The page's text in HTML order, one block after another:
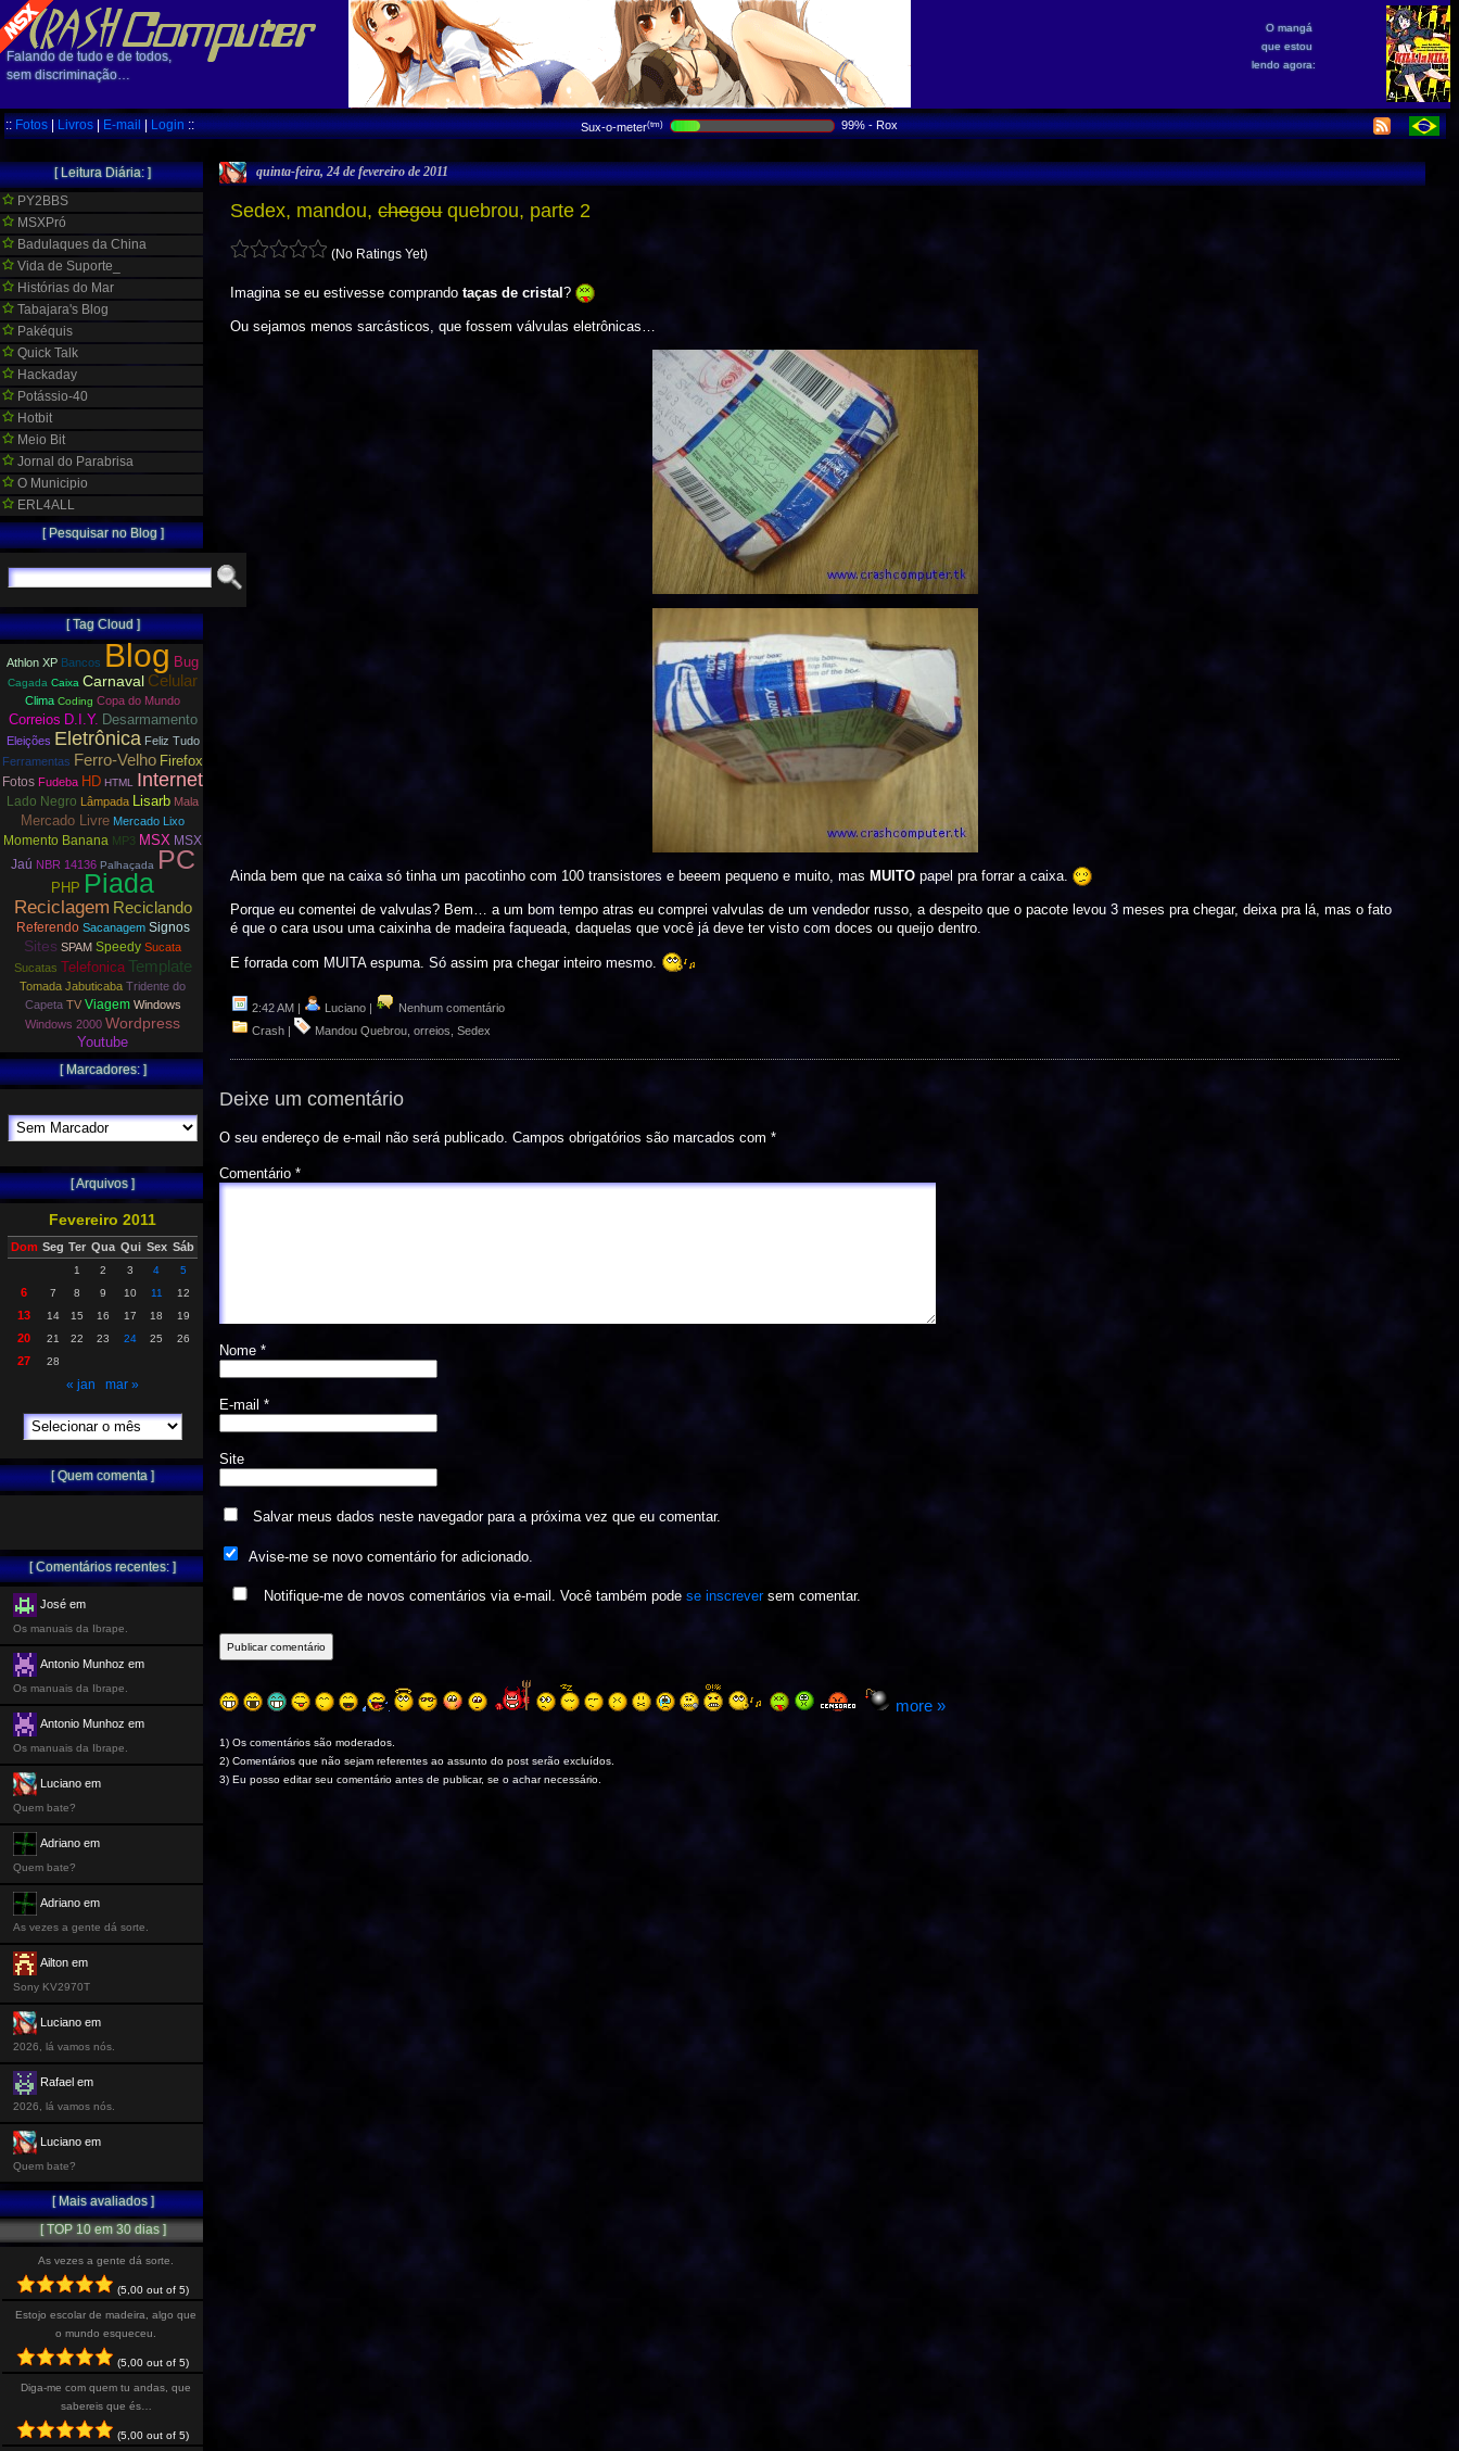
Falando de tudo e de todos,
sem discriminação…
O mangá
que estou
lendo agora:
::Fotos|Livros|E-mail|Login:: Sux-o-meter(tm) 99% - Rox
quinta-feira, 24 de fevereiro de 2011
Sedex, mandou,chegouquebrou, parte 2
(No Ratings Yet)
Imagina se eu estivesse comprandotaças de cristal?
Ou sejamos menos sarcásticos, que fossem válvulas eletrônicas…
Ainda bem que na caixa só tinha um pacotinho com 100 transistores e beeem pequeno e muito, mas MUITOpapel pra forrar a caixa.
Porque eu comentei de valvulas? Bem… a um bom tempo atras eu comprei valvulas de um vendedor russo, a despeito que o pacote levou 3 meses pra chegar, deixa pra lá, mas o fato
é que o cara usou uma caixinha de madeira faqueada, daquelas que você já deve ter visto com doces ou queijo dentro.
E forrada com MUITA espuma. Só assim pra chegar inteiro mesmo.
2:42 AM | Luciano |
Nenhum comentário
Crash | Mandou Quebrou ,orreios ,Sedex
Deixe um comentário
O seu endereço de e-mail não será publicado. Campos obrigatórios são marcados com*
Comentário*
Nome*
E-mail*
Site
Salvar meus dados neste navegador para a próxima vez que eu comentar.
Avise-me se novo comentário for adicionado.
Notifique-me de novos comentários via e-mail. Você também podese inscreversem comentar.
more »
1) Os comentários são moderados.
2) Comentários que não sejam referentes ao assunto do post serão excluídos.
3) Eu posso editar seu comentário antes de publicar, se o achar necessário.
[ Leitura Diária: ]
PY2BBS
MSXPró
Badulaques da China
Vida de Suporte_
Histórias do Mar
Tabajara's Blog
Pakéquis
Quick Talk
Hackaday
Potássio-40
Hotbit
Meio Bit
Jornal do Parabrisa
O Municipio
ERL4ALL
[ Pesquisar no Blog ]
[ Tag Cloud ]
Athlon XP Bancos Blog Bug
Cagada Caixa Carnaval Celular
Clima Coding Copa do Mundo
Correios D.I.Y. Desarmamento
Eleições Eletrônica Feliz Tudo
Ferramentas Ferro-Velho Firefox
Fotos Fudeba HD HTML Internet
Lado Negro Lâmpada Lisarb Mala
Mercado Livre Mercado Lixo
Momento Banana MP3 MSX MSX
Jaú NBR 14136 Palhaçada PC
PHP Piada
Reciclagem Reciclando
Referendo Sacanagem Signos
Sites SPAM Speedy Sucata
Sucatas Telefonica Template
Tomada Jabuticaba Tridente do
Capeta TV Viagem Windows
Windows 2000 Wordpress
Youtube
[ Marcadores: ]
[ Arquivos ]
Fevereiro 2011
Dom Seg Ter Qua Qui Sex Sáb
1 2 3 4 5
6 7 8 9 10 11 12
13 14 15 16 17 18 19
20 21 22 23 24 25 26
27 28
« jan mar »
[ Quem comenta ]
[ Comentários recentes: ]
José em
Os manuais da Ibrape.
Antonio Munhoz em
Os manuais da Ibrape.
Antonio Munhoz em
Os manuais da Ibrape.
Luciano em
Quem bate?
Adriano em
Quem bate?
Adriano em
As vezes a gente dá sorte.
Ailton em
Sony KV2970T
Luciano em
2026, lá vamos nós.
Rafael em
2026, lá vamos nós.
Luciano em
Quem bate?
[ Mais avaliados ]
[ TOP 10 em 30 dias ]
As vezes a gente dá sorte.
(5,00 out of 5)
Estojo escolar de madeira, algo que
o mundo esqueceu.
(5,00 out of 5)
Diga-me com quem tu andas, que
sabereis que és…
(5,00 out of 5)